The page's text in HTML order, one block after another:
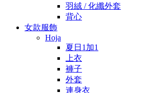
羽絨 / 化纖外套
背心
女款服飾
Hoja
夏日1加1
上衣
褲子
外套
連身衣